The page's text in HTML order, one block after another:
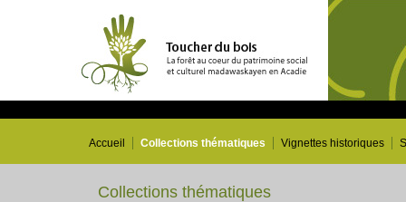
Accueil Collections thématiques Vignettes historiques
Collections thématiques